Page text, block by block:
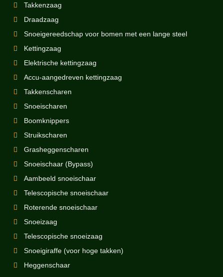
Takkenzaag
Draadzaag
Snoeigereedschap voor bomen met een lange steel
Kettingzaag
Elektrische kettingzaag
Accu-aangedreven kettingzaag
Takkenscharen
Snoeischaren
Boomknippers
Struikscharen
Grasheggenscharen
Snoeischaar (Bypass)
Aambeeld snoeischaar
Telescopische snoeischaar
Roterende snoeischaar
Snoeizaag
Telescopische snoeizaag
Snoeigiraffe (voor hoge takken)
Heggenschaar